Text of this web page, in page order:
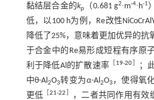
黏结层合金的kp （0.681 g2∙m-4∙h-1
低，以100 h为例，Re改性
降低了25%，意味着更加优异的
于合金中的Re易形成短程有序原
利于降低Al的扩散速率
19-20
；
中θ-Al2O3转变为α-Al2O3 ，使得氧
更低 ［21-22
，二者共同作用有效